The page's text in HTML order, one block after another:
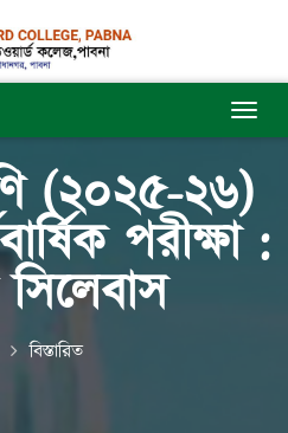
(২০২৫-২৬)
পরীক্ষা :
বিস্তারিত